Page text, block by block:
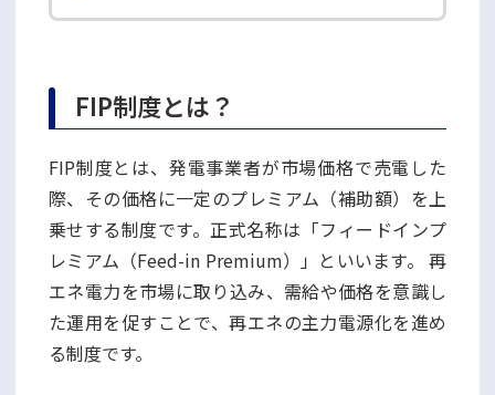
FIP制度とは？
FIP制度とは、発電事業者が市場価格で売電した
際、その価格に一定のプレミアム（補助額）を上
乗せする制度です。正式名称は「フィードインプ
レミアム（Feed-in Premium）」といいます。 再
エネ電力を市場に取り込み、需給や価格を意識し
た運用を促すことで、再エネの主力電源化を進め
る制度です。